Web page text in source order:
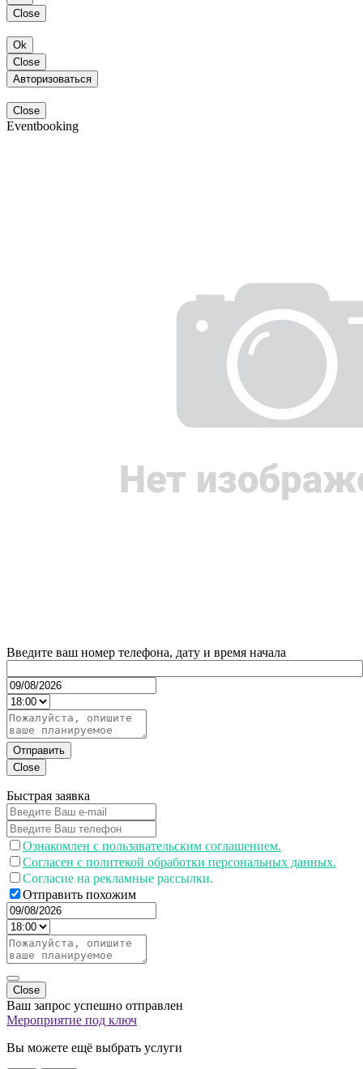
Close
Ok
Close
Авторизоваться
Close
Eventbooking
Введите ваш номер телефона, дату и время начала
Отправить
Close
Быстрая заявка
Ознакомлен с пользавательским соглашением.
Согласен с политекой обработки персональных данных.
Согласие на рекламные рассылки.
Отправить похожим
Close
Ваш запрос успешно отправлен
Мероприятие под ключ
Вы можете ещё выбрать услуги